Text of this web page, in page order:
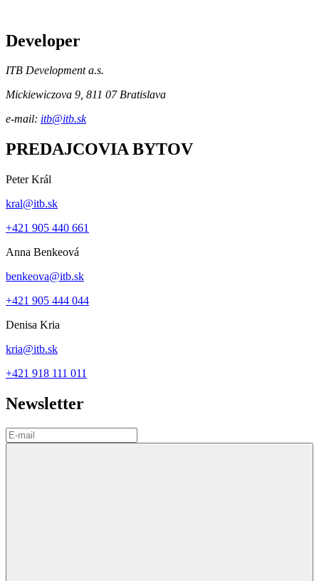
Developer
ITB Development a.s.
Mickiewiczova 9, 811 07 Bratislava
e-mail: itb@itb.sk
PREDAJCOVIA BYTOV
Peter Král
kral@itb.sk
+421 905 440 661
Anna Benkeová
benkeova@itb.sk
+421 905 444 044
Denisa Kria
kria@itb.sk
+421 918 111 011
Newsletter